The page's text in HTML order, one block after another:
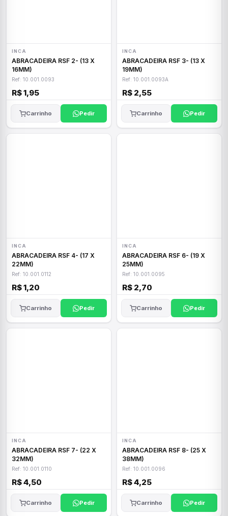
INCA
ABRACADEIRA RSF 2- (13 X
16MM)
Ref: 10.001.0093
R$ 1,95
Carrinho Pedir
INCA
ABRACADEIRA RSF 3- (13 X
19MM)
Ref: 10.001.0093A
R$ 2,55
Carrinho Pedir
INCA
ABRACADEIRA RSF 4- (17 X
22MM)
Ref: 10.001.0112
R$ 1,20
Carrinho Pedir
INCA
ABRACADEIRA RSF 6- (19 X
25MM)
Ref: 10.001.0095
R$ 2,70
Carrinho Pedir
INCA
ABRACADEIRA RSF 7- (22 X
32MM)
Ref: 10.001.0110
R$ 4,50
Carrinho Pedir
INCA
ABRACADEIRA RSF 8- (25 X
38MM)
Ref: 10.001.0096
R$ 4,25
Carrinho Pedir